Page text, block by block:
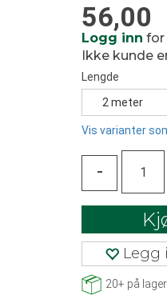
56,00
Logg inn for
Ikke kunde
Lengde
2 meter
Vis varianter
-
Legg
20+ på lager